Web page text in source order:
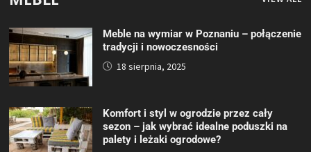
Meble na wymiar w Poznaniu – połączenie
tradycji i nowoczesności
18 sierpnia, 2025
Komfort i styl w ogrodzie przez cały
sezon – jak wybrać idealne poduszki na
palety i leżaki ogrodowe?